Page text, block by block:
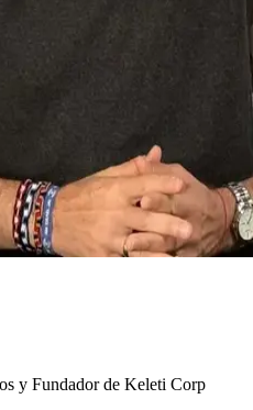
y Fundador de Keleti Corp